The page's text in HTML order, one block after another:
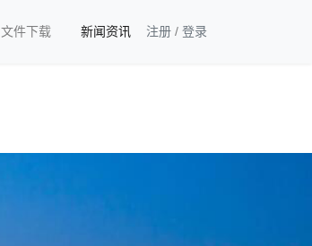
文件下载 新闻资讯 注册 / 登录